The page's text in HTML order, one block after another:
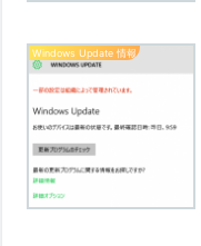
Windows Update 情報